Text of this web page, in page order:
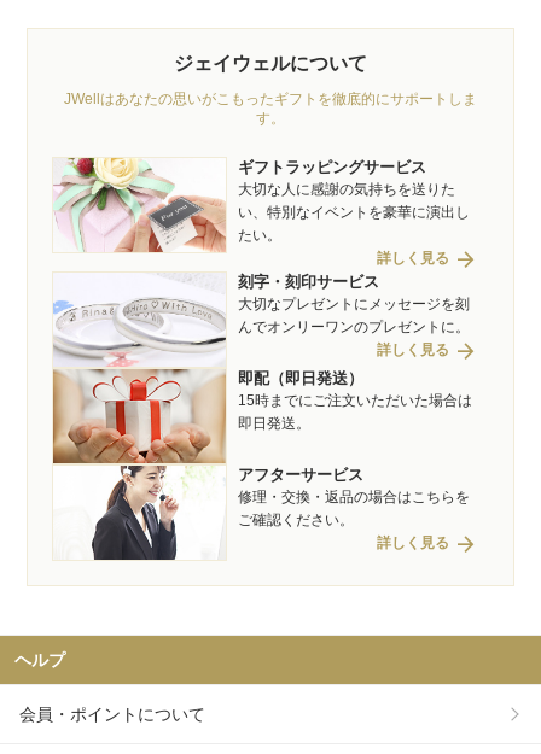
ジェイウェルについて
JWellはあなたの思いがこもったギフトを徹底的にサポートしま
す。
ギフトラッピングサービス
大切な人に感謝の気持ちを送りた
い、特別なイベントを豪華に演出し
たい。
詳しく見る arrow_forward
刻字・刻印サービス
大切なプレゼントにメッセージを刻
んでオンリーワンのプレゼントに。
詳しく見る arrow_forward
即配（即日発送）
15時までにご注文いただいた場合は
即日発送。
アフターサービス
修理・交換・返品の場合はこちらを
ご確認ください。
詳しく見る arrow_forward
ヘルプ
会員・ポイントについて